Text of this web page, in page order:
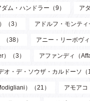
ダム・ハンドラー（9） ア
（3） アドルフ・モンティ
38） アニー・リーボヴ
（3） アファンディ（
オ・デ・ソウザ・カルドーソ（1
）（21） アモアコ